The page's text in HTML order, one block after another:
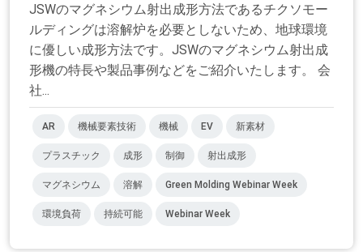
JSWのマグネシウム射出成形方法であるチクソモー
ルディングは溶解炉を必要としないため、地球環境
に優しい成形方法です。JSWのマグネシウム射出成
形機の特長や製品事例などをご紹介いたします。 会
社...
AR 機械要素技術 機械 EV 新素材
プラスチック 成形 制御 射出成形
マグネシウム 溶解 Green Molding Webinar Week
環境負荷 持続可能 Webinar Week